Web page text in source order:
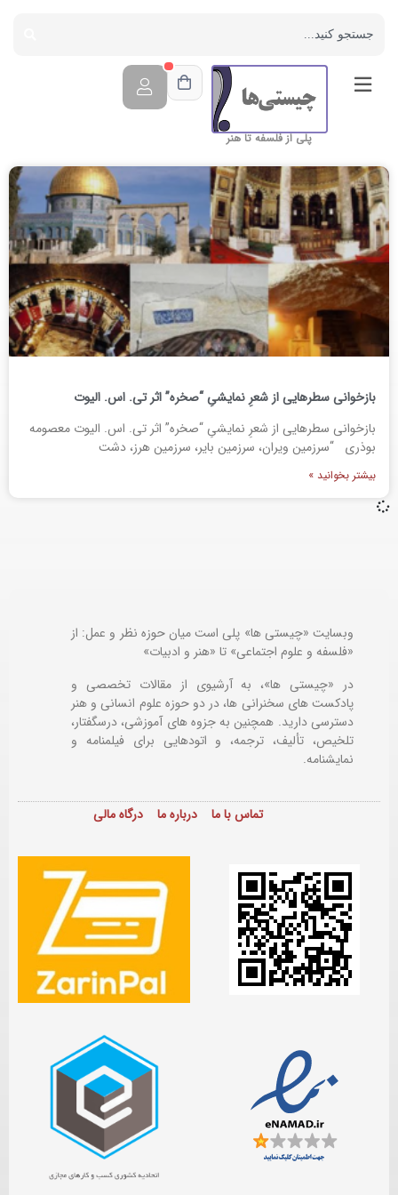
پلی از فلسفه تا هنر
بازخوانی سطرهایی از شعرِ نمایشیِ “صخره” اثر تی. اس. الیوت
بازخوانی سطرهایی از شعرِ نمایشیِ “صخره” اثر تی. اس. الیوت معصومه
بوذری “سرزمین ویران، سرزمین بایر، سرزمین هرز، دشت
بیشتر بخوانید »
وبسایت «چیستی ها» پلی است میان حوزه نظر و عمل: از
«فلسفه و علوم اجتماعی» تا «هنر و ادبیات»
در «چیستی ها»، به آرشیوی از مقالات تخصصی و
پادکست های سخنرانی ها، در دو حوزه علوم انسانی و هنر
دسترسی دارید. همچنین به جزوه های آموزشی، درسگفتار،
تلخیص، تألیف، ترجمه، و اتودهایی برایفیلمنامه و
نمایشنامه.
تماس با ما درباره ما درگاه مالی